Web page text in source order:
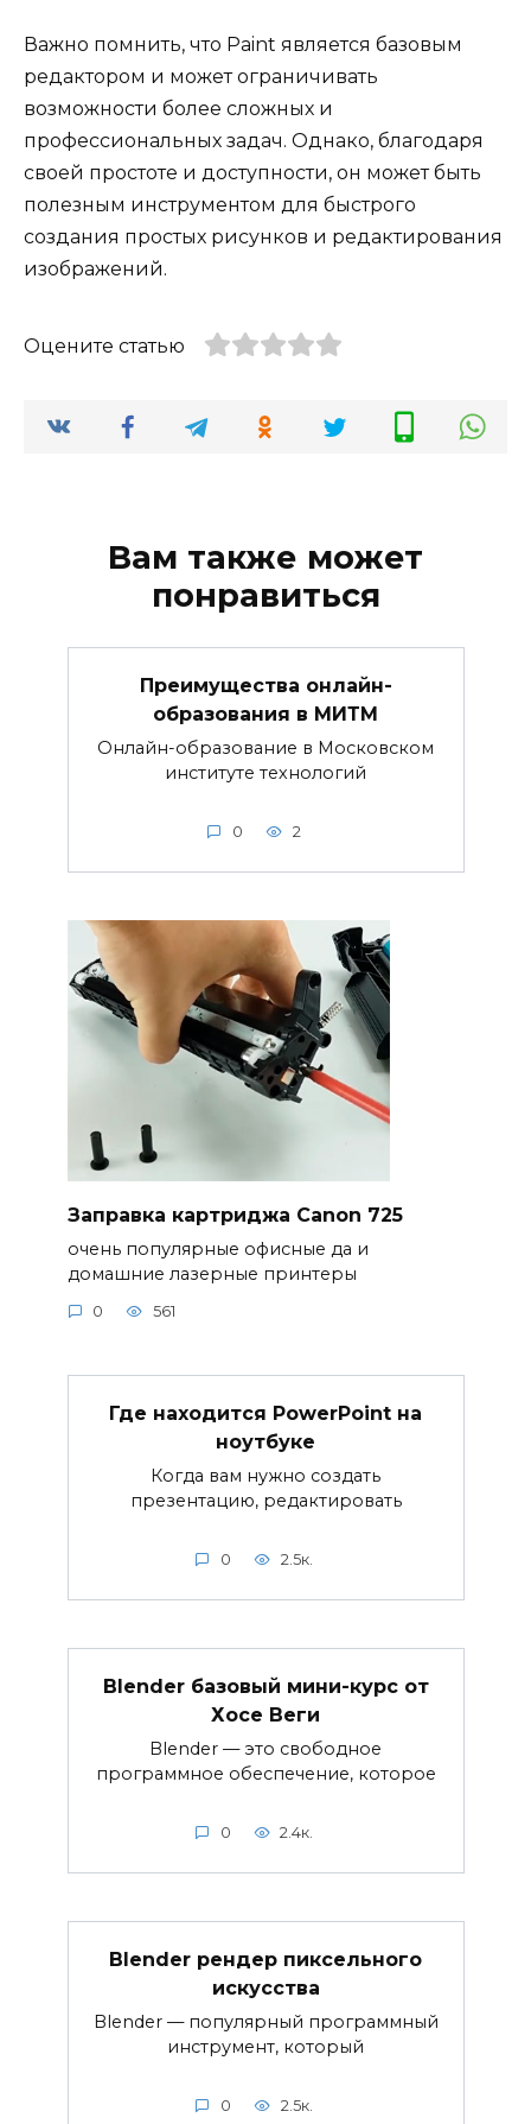
Важно помнить, что Paint является базовым
редактором и может ограничивать
возможности более сложных и
профессиональных задач. Однако, благодаря
своей простоте и доступности, он может быть
полезным инструментом для быстрого
создания простых рисунков и редактирования
изображений.
Оцените статью
Вам также может
понравиться
Преимущества онлайн-
образования в МИТМ
Онлайн-образование в Московском
институте технологий
0 2
Заправка картриджа Canon 725
очень популярные офисные да и
домашние лазерные принтеры
0 561
Где находится PowerPoint на
ноутбуке
Когда вам нужно создать
презентацию, редактировать
0 2.5к.
Blender базовый мини-курс от
Хосе Веги
Blender — это свободное
программное обеспечение, которое
0 2.4к.
Blender рендер пиксельного
искусства
Blender — популярный программный
инструмент, который
0 2.5к.